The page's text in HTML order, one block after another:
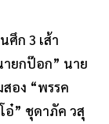
ศึก 3 เส้า
ายกป๊อก” นาย
อง “พรรค
อ๋” ชุดาภัค วสุ